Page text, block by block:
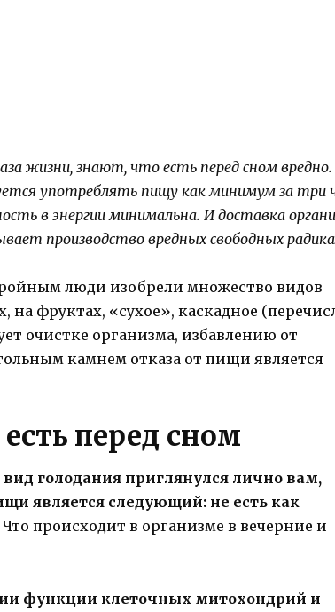
жизни, знают, что есть перед сном вредно.
употреблять пищу как минимум за три
в энергии минимальна. И доставка
производство вредных свободных
люди изобрели множество видов
на фруктах, «сухое», каскадное
очистке организма, избавлению от
камнем отказа от пищи является
перед сном
голодания приглянулся лично вам,
является следующий: не есть как
происходит в организме в вечерние и
функции клеточных митохондрий и